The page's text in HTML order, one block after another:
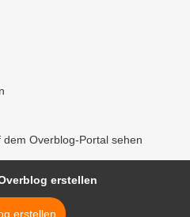
Overblog-Portal sehen
erstellen
erstellen